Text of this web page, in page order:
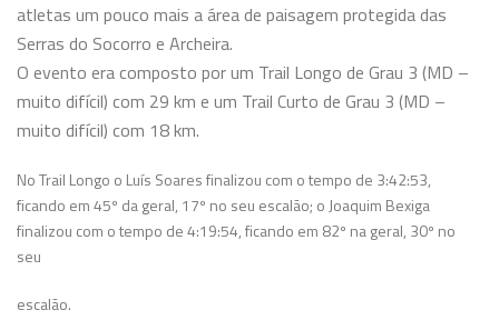
atletas um pouco mais a área de paisagem protegidadas
Serras do Socorro e Archeira.
O evento era composto por um Trail Longo de Grau 3 (MD –
muito difícil) com 29 km e um Trail Curto de Grau 3 (MD –
muito difícil) com 18 km.
No Trail Longo o Luís Soares finalizou com o tempo de 3:42:53,
ficando em 45º da geral, 17º no seu escalão; o Joaquim Bexiga
finalizou com o tempo de 4:19:54, ficando em 82º na geral, 30º no
seu
escalão.